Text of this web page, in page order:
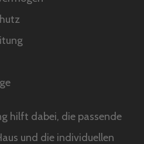
hilft dabei, die passende
und die individuellen